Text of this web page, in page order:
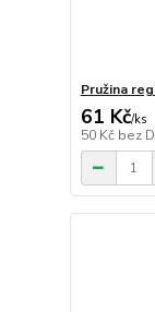
Pružina
61 Kč/ks
50 Kč bez